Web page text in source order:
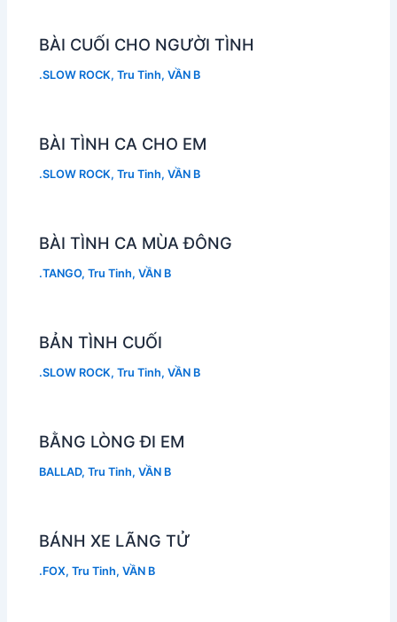
BÀI CUỐI CHO NGƯỜI TÌNH
.SLOW ROCK,Tru Tinh,VẦN B
BÀI TÌNH CA CHO EM
.SLOW ROCK,Tru Tinh,VẦN B
BÀI TÌNH CA MÙA ĐÔNG
.TANGO,Tru Tinh,VẦN B
BẢN TÌNH CUỐI
.SLOW ROCK,Tru Tinh,VẦN B
BẰNG LÒNG ĐI EM
BALLAD,Tru Tinh,VẦN B
BÁNH XE LÃNG TỬ
.FOX,Tru Tinh,VẦN B